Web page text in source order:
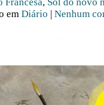
em Diário | Nenhum